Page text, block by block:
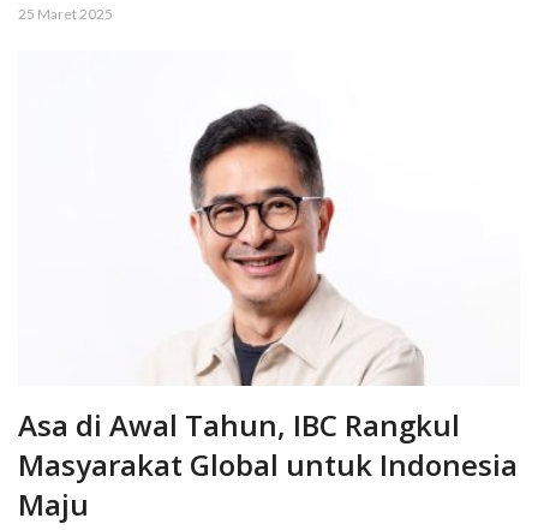
25 Maret 2025
Asa di Awal Tahun, IBC Rangkul
Masyarakat Global untuk Indonesia
Maju